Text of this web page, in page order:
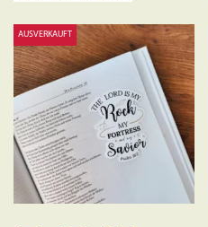
AUSVERKAUFT